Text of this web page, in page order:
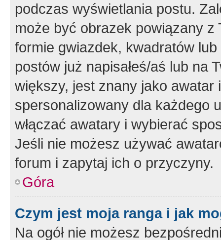
podczas wyświetlania postu.
może być obrazek powiązany z
formie gwiazdek, kwadratów
postów już napisałeś/aś lub na
większy, jest znany jako
spersonalizowany dla każdego
włączać awatary i wybierać
Jeśli nie możesz używać
forum i zapytaj ich o przyczyny.
Góra
Czym jest moja ranga i jak
Na ogół nie możesz